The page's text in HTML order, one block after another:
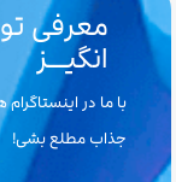
معرفی
انگیـــز
با ما در
جذاب مطلع بشی!